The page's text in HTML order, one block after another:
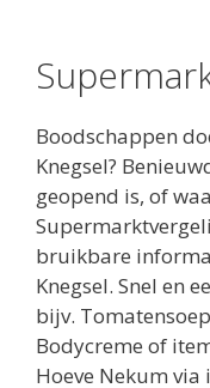
Boodschappen
Knegsel?
geopend is, of
bruikbare
Knegsel. Snel en
bijv.
Bodycreme of
Hoeve Nekum via